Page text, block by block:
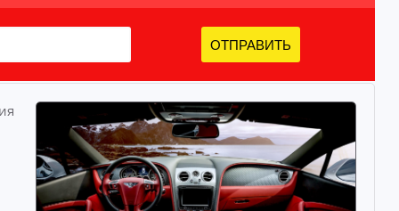
ОТПРАВИТЬ